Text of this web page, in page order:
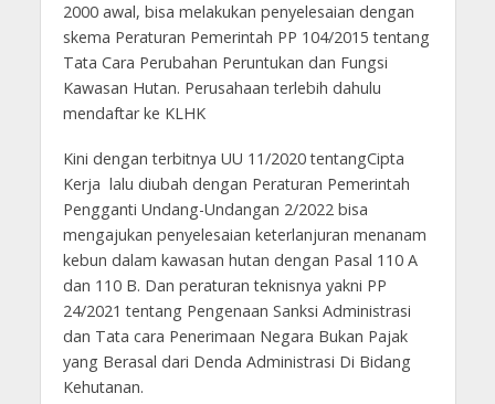
2000 awal, bisa melakukan penyelesaian dengan
skema Peraturan Pemerintah PP 104/2015 tentang
Tata Cara Perubahan Peruntukan dan Fungsi
Kawasan Hutan. Perusahaan terlebih dahulu
mendaftar ke KLHK
Kini dengan terbitnya UU 11/2020 tentangCipta
Kerja lalu diubah dengan Peraturan Pemerintah
Pengganti Undang-Undangan 2/2022 bisa
mengajukan penyelesaian keterlanjuran menanam
kebun dalam kawasan hutan dengan Pasal 110 A
dan 110 B. Dan peraturan teknisnya yakni PP
24/2021 tentang Pengenaan Sanksi Administrasi
dan Tata cara Penerimaan Negara Bukan Pajak
yang Berasal dari Denda Administrasi Di Bidang
Kehutanan.